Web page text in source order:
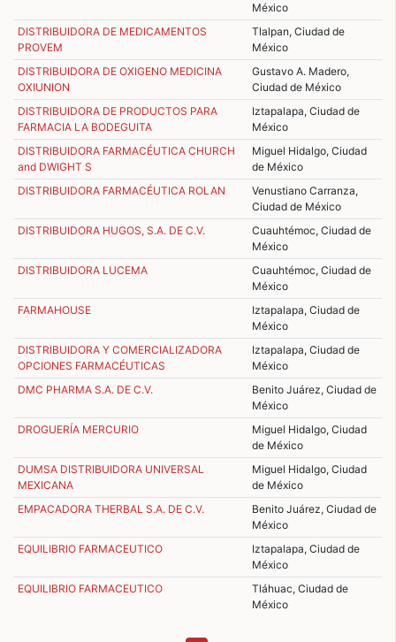
México
DISTRIBUIDORA DE MEDICAMENTOS
PROVEM
Tlalpan, Ciudad de
México
DISTRIBUIDORA DE OXIGENO MEDICINA
OXIUNION
Gustavo A. Madero,
Ciudad de México
DISTRIBUIDORA DE PRODUCTOS PARA
FARMACIA LA BODEGUITA
Iztapalapa, Ciudad de
México
DISTRIBUIDORA FARMACÉUTICA CHURCH
and DWIGHT S
Miguel Hidalgo, Ciudad
de México
DISTRIBUIDORA FARMACÉUTICA ROLAN
Venustiano Carranza,
Ciudad de México
DISTRIBUIDORA HUGOS, S.A. DE C.V.
Cuauhtémoc, Ciudad de
México
DISTRIBUIDORA LUCEMA
Cuauhtémoc, Ciudad de
México
FARMAHOUSE
Iztapalapa, Ciudad de
México
DISTRIBUIDORA Y COMERCIALIZADORA
OPCIONES FARMACÉUTICAS
Iztapalapa, Ciudad de
México
DMC PHARMA S.A. DE C.V.
Benito Juárez, Ciudad de
México
DROGUERÍA MERCURIO
Miguel Hidalgo, Ciudad
de México
DUMSA DISTRIBUIDORA UNIVERSAL
MEXICANA
Miguel Hidalgo, Ciudad
de México
EMPACADORA THERBAL S.A. DE C.V.
Benito Juárez, Ciudad de
México
EQUILIBRIO FARMACEUTICO
Iztapalapa, Ciudad de
México
EQUILIBRIO FARMACEUTICO
Tláhuac, Ciudad de
México